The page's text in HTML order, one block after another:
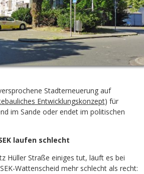
Stadterneuerung auf
Entwicklungskonzept) für
im Sande oder endet im politischen
laufen schlecht
Hüller Straße einiges tut, läuft es bei
Wattenscheid mehr schlecht als recht: